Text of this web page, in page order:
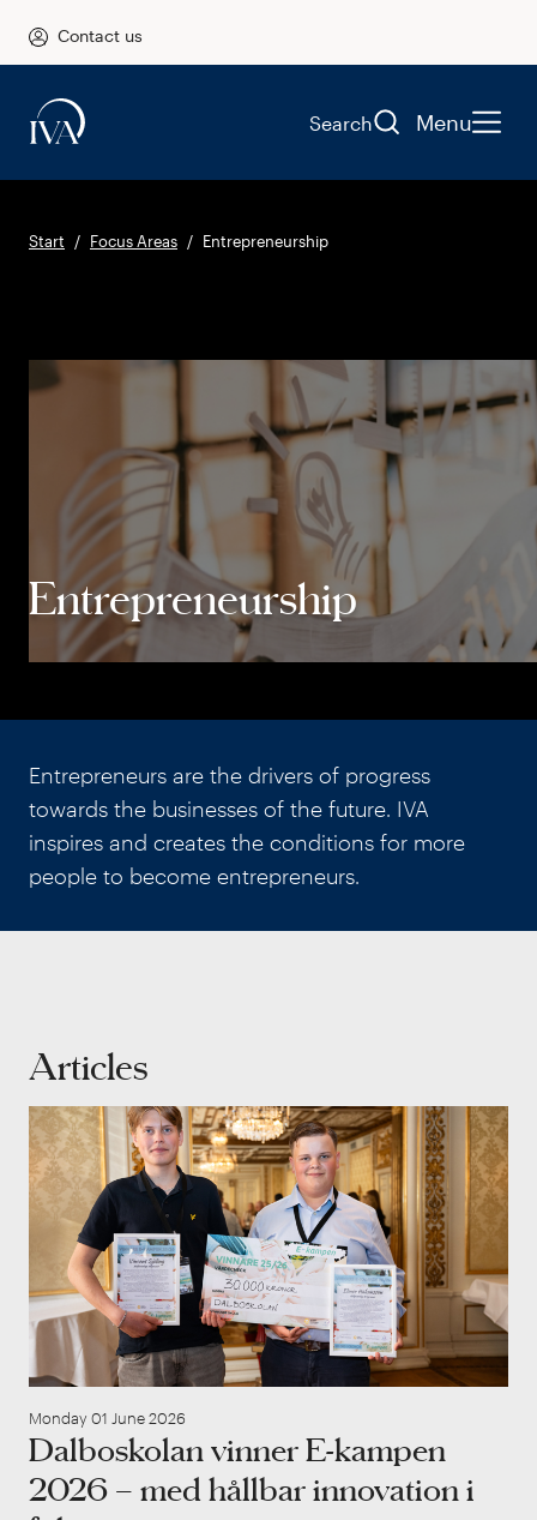
Contact us
Search Menu
Start Focus Areas Entrepreneurship
Entrepreneurship
Entrepreneurs are the drivers of progress
towards the businesses of the future. IVA
inspires and creates the conditions for more
people to become entrepreneurs.
Articles
Monday 01 June 2026
Dalboskolan vinner E-kampen
2026 – med hållbar innovation i